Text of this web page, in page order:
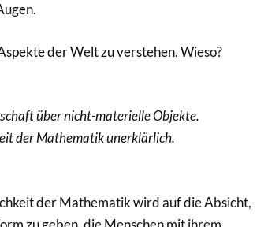
der Welt zu verstehen. Wieso?
über nicht-materielle Objekte.
der Mathematik unerklärlich.
der Mathematik wird auf die Absicht,